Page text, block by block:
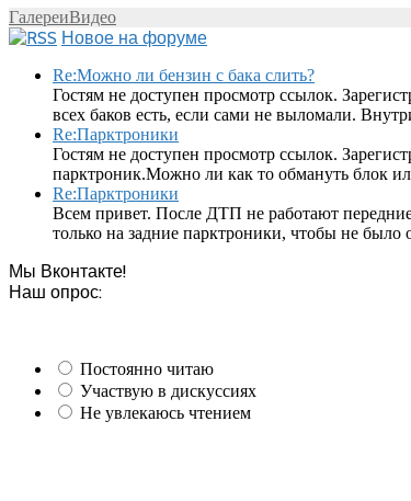
ГалереиВидео
Новое на форуме
Re:Можно ли бензин с бака слить?
Гостям не доступен просмотр ссылок.
всех баков есть, если сами не выломали.
Re:Парктроники
Гостям не доступен просмотр ссылок.
парктроник.Можно ли как то обмануть блок
Re:Парктроники
Всем привет. После ДТП не работают
только на задние парктроники, чтобы не было
Мы Вконтакте!
Наш опрос:
Постоянно читаю
Участвую в дискуссиях
Не увлекаюсь чтением